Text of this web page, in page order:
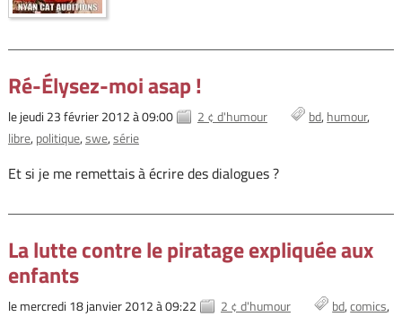
Ré-Élysez-moi asap !
le jeudi 23 février 2012 à 09:00 2 ¢ d'humour bd humour
libre politique swe série
Et si je me remettais à écrire des dialogues ?
La lutte contre le piratage expliquée aux
enfants
le mercredi 18 janvier 2012 à 09:22 2 ¢ d'humour bd comics